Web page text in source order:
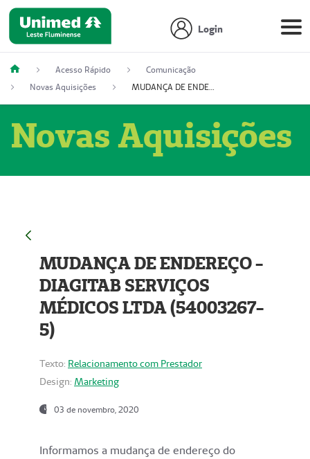
Login
Acesso Rápido
Comunicação
Novas Aquisições
MUDANÇA DE ENDEREÇO - DIAGITAB SERVIÇOS MÉDICOS LTDA (54003267-5)
Novas Aquisições
MUDANÇA DE ENDEREÇO -
DIAGITAB SERVIÇOS
MÉDICOS LTDA (54003267-
5)
Texto: Relacionamento com Prestador
Design: Marketing
03 de novembro, 2020
Informamos a mudança de endereço do